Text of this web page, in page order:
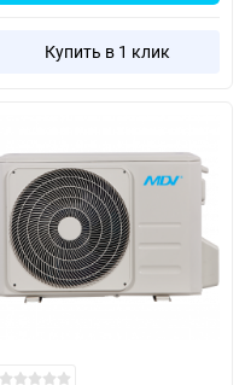
Купить в 1 клик